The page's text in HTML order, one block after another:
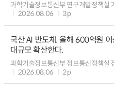
과학기술정보통신부 연구개발정책실
2026.08.06
3p
국산 AI 반도체, 올해 600억원
대규모 확산한다.
과학기술정보통신부 정보통신정책실
2026.08.06
2p